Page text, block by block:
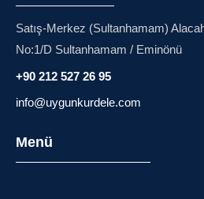
Satış-Merkez (Sultanhamam)
No:1/D Sultanhamam / Eminönü
+90 212 527 26 95
info@uygunkurdele.com
Menü